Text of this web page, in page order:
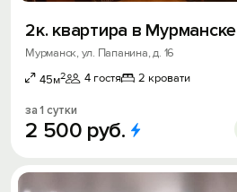
2к. квартира в Мурманске
Мурманск, ул. Папанина, д. 16
45м2 4 гостя 2 кровати
за 1 сутки
2 500 руб.